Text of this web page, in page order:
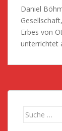
Daniel
Erbes von
unterrichtet
Suche nach: